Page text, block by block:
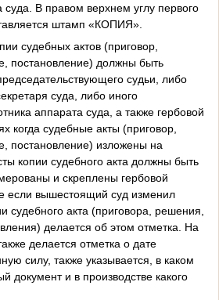
суда. В правом верхнем углу первого
штамп «КОПИЯ».
судебных актов (приговор,
постановление) должны быть
судьи, либо
суда, либо иного
аппарата суда, а также гербовой
когда судебные акты (приговор,
постановление) изложены на
копии судебного акта должны быть
и скреплены гербовой
если вышестоящий суд изменил
судебного акта (приговора, решения,
делается об этом отметка. На
делается отметка о дате
силу, также указывается, в каком
документ и в производстве какого